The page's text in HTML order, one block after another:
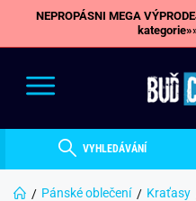
NEPROPÁSNI MEGA
VYHLEDÁVÁNÍ
Pánské oblečení
Kraťasy